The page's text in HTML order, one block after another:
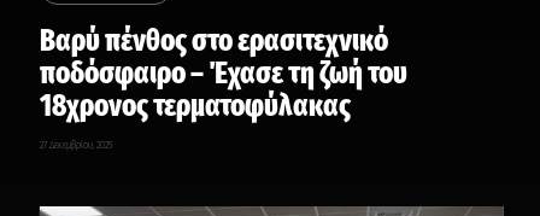
Βαρύ πένθος στο ερασιτεχνικό
ποδόσφαιρο – Έχασε τη ζωή του
18χρονος τερματοφύλακας
27 Δεκεμβρίου, 2025